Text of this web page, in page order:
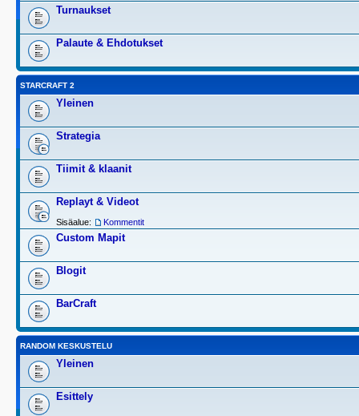
Turnaukset
Palaute & Ehdotukset
STARCRAFT 2
Yleinen
Strategia
Tiimit & klaanit
Replayt & Videot
Sisäalue: Kommentit
Custom Mapit
Blogit
BarCraft
RANDOM KESKUSTELU
Yleinen
Esittely